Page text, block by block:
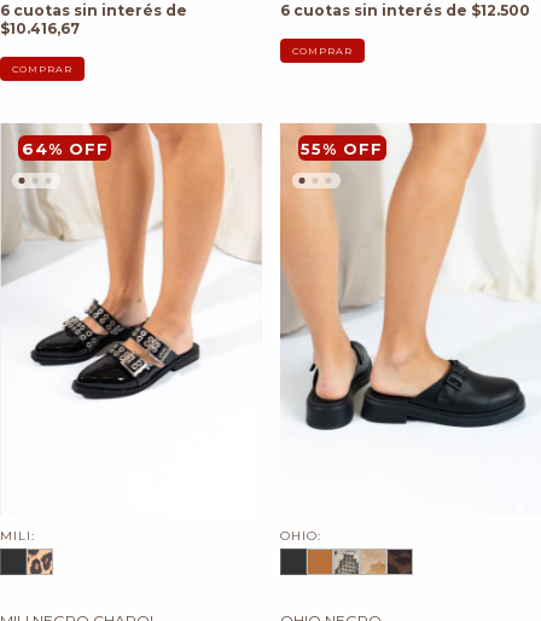
6 cuotas sin interés de
$10.416,67
COMPRAR
6 cuotas sin interés de $12.500
COMPRAR
64% OFF
MILI:
55% OFF
OHIO: